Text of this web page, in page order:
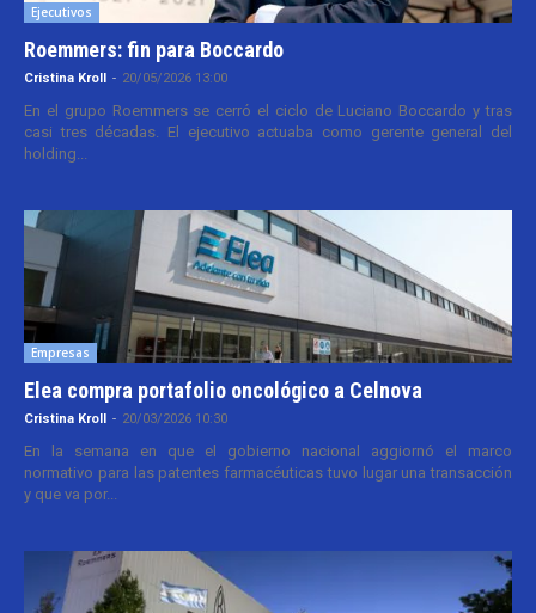
Ejecutivos
Roemmers: fin para Boccardo
Cristina Kroll - 20/05/2026 13:00
En el grupo Roemmers se cerró el ciclo de Luciano Boccardo y tras
casi tres décadas. El ejecutivo actuaba como gerente general del
holding...
Empresas
Elea compra portafolio oncológico a Celnova
Cristina Kroll - 20/03/2026 10:30
En la semana en que el gobierno nacional aggiornó el marco
normativo para las patentes farmacéuticas tuvo lugar una transacción
y que va por...